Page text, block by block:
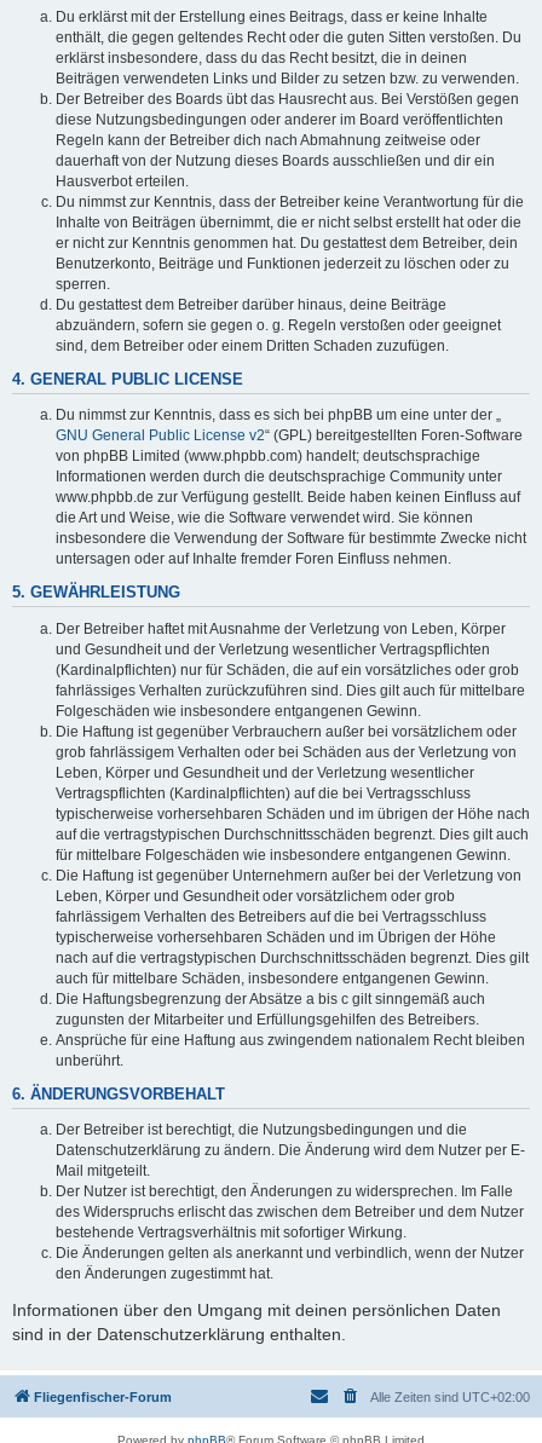
Du erklärst mit der Erstellung eines Beitrags, dass er keine Inhalte
enthält, die gegen geltendes Recht oder die guten Sitten verstoßen. Du
erklärst insbesondere, dass du das Recht besitzt, die in deinen
Beiträgen verwendeten Links und Bilder zu setzen bzw. zu verwenden.
Der Betreiber des Boards übt das Hausrecht aus. Bei Verstößen gegen
diese Nutzungsbedingungen oder anderer im Board veröffentlichten
Regeln kann der Betreiber dich nach Abmahnung zeitweise oder
dauerhaft von der Nutzung dieses Boards ausschließen und dir ein
Hausverbot erteilen.
Du nimmst zur Kenntnis, dass der Betreiber keine Verantwortung für die
Inhalte von Beiträgen übernimmt, die er nicht selbst erstellt hat oder die
er nicht zur Kenntnis genommen hat. Du gestattest dem Betreiber, dein
Benutzerkonto, Beiträge und Funktionen jederzeit zu löschen oder zu
sperren.
Du gestattest dem Betreiber darüber hinaus, deine Beiträge
abzuändern, sofern sie gegen o. g. Regeln verstoßen oder geeignet
sind, dem Betreiber oder einem Dritten Schaden zuzufügen.
4. GENERAL PUBLIC LICENSE
Du nimmst zur Kenntnis, dass es sich bei phpBB um eine unter der „
GNU General Public License v2“ (GPL) bereitgestellten Foren-Software
von phpBB Limited (www.phpbb.com) handelt; deutschsprachige
Informationen werden durch die deutschsprachige Community unter
www.phpbb.de zur Verfügung gestellt. Beide haben keinen Einfluss auf
die Art und Weise, wie die Software verwendet wird. Sie können
insbesondere die Verwendung der Software für bestimmte Zwecke nicht
untersagen oder auf Inhalte fremder Foren Einfluss nehmen.
5. GEWÄHRLEISTUNG
Der Betreiber haftet mit Ausnahme der Verletzung von Leben, Körper
und Gesundheit und der Verletzung wesentlicher Vertragspflichten
(Kardinalpflichten) nur für Schäden, die auf ein vorsätzliches oder grob
fahrlässiges Verhalten zurückzuführen sind. Dies gilt auch für mittelbare
Folgeschäden wie insbesondere entgangenen Gewinn.
Die Haftung ist gegenüber Verbrauchern außer bei vorsätzlichem oder
grob fahrlässigem Verhalten oder bei Schäden aus der Verletzung von
Leben, Körper und Gesundheit und der Verletzung wesentlicher
Vertragspflichten (Kardinalpflichten) auf die bei Vertragsschluss
typischerweise vorhersehbaren Schäden und im übrigen der Höhe nach
auf die vertragstypischen Durchschnittsschäden begrenzt. Dies gilt auch
für mittelbare Folgeschäden wie insbesondere entgangenen Gewinn.
Die Haftung ist gegenüber Unternehmern außer bei der Verletzung von
Leben, Körper und Gesundheit oder vorsätzlichem oder grob
fahrlässigem Verhalten des Betreibers auf die bei Vertragsschluss
typischerweise vorhersehbaren Schäden und im Übrigen der Höhe
nach auf die vertragstypischen Durchschnittsschäden begrenzt. Dies gilt
auch für mittelbare Schäden, insbesondere entgangenen Gewinn.
Die Haftungsbegrenzung der Absätze a bis c gilt sinngemäß auch
zugunsten der Mitarbeiter und Erfüllungsgehilfen des Betreibers.
Ansprüche für eine Haftung aus zwingendem nationalem Recht bleiben
unberührt.
6. ÄNDERUNGSVORBEHALT
Der Betreiber ist berechtigt, die Nutzungsbedingungen und die
Datenschutzerklärung zu ändern. Die Änderung wird dem Nutzer per E-
Mail mitgeteilt.
Der Nutzer ist berechtigt, den Änderungen zu widersprechen. Im Falle
des Widerspruchs erlischt das zwischen dem Betreiber und dem Nutzer
bestehende Vertragsverhältnis mit sofortiger Wirkung.
Die Änderungen gelten als anerkannt und verbindlich, wenn der Nutzer
den Änderungen zugestimmt hat.
Informationen über den Umgang mit deinen persönlichen Daten
sind in der Datenschutzerklärung enthalten.
Fliegenfischer-Forum Alle Zeiten sind UTC+02:00